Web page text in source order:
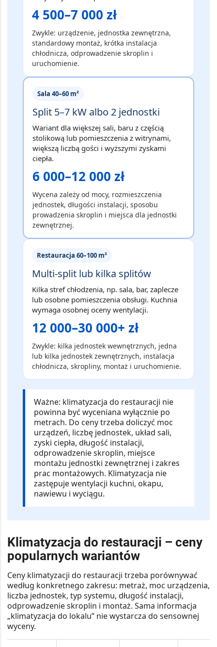
4 500–7 000 zł
Zwykle: urządzenie, jednostka zewnętrzna,
standardowy montaż, krótka instalacja
chłodnicza, odprowadzenie skroplin i
uruchomienie.
Sala 40–60 m²
Split 5–7 kW albo 2 jednostki
Wariant dla większej sali, baru z częścią
stolikową lub pomieszczenia z witrynami,
większą liczbą gości i wyższymi zyskami
ciepła.
6 000–12 000 zł
Wycena zależy od mocy, rozmieszczenia
jednostek, długości instalacji, sposobu
prowadzenia skroplin i miejsca dla jednostki
zewnętrznej.
Restauracja 60–100 m²
Multi-split lub kilka splitów
Kilka stref chłodzenia, np. sala, bar, zaplecze
lub osobne pomieszczenia obsługi. Kuchnia
wymaga osobnej oceny wentylacji.
12 000–30 000+ zł
Zwykle: kilka jednostek wewnętrznych, jedna
lub kilka jednostek zewnętrznych, instalacja
chłodnicza, skropliny, montaż i uruchomienie.
Ważne: klimatyzacja do restauracji nie
powinna być wyceniana wyłącznie po
metrach. Do ceny trzeba doliczyć moc
urządzeń, liczbę jednostek, układ sali,
zyski ciepła, długość instalacji,
odprowadzenie skroplin, miejsce
montażu jednostki zewnętrznej i zakres
prac montażowych. Klimatyzacja nie
zastępuje wentylacji kuchni, okapu,
nawiewu i wyciągu.
Klimatyzacja do restauracji – ceny
popularnych wariantów
Ceny klimatyzacji do restauracji trzeba porównywać
według konkretnego zakresu: metraż, moc urządzenia,
liczba jednostek, typ systemu, długość instalacji,
odprowadzenie skroplin i montaż. Sama informacja
„klimatyzacja do lokalu” nie wystarcza do sensownej
wyceny.